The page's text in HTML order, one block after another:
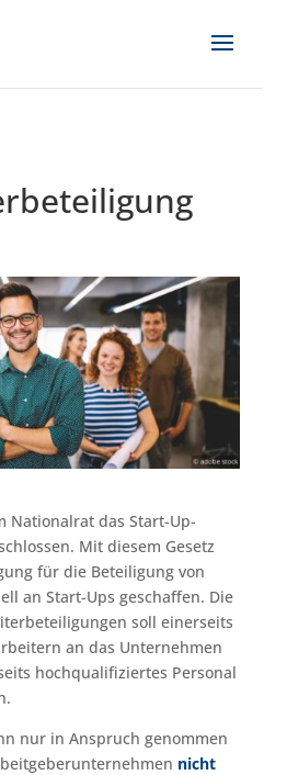
Nationalrat das Start-Up-
Mit diesem Gesetz
für die Beteiligung von
an Start-Ups geschaffen. Die
soll einerseits
an das Unternehmen
hochqualifiziertes Personal
nur in Anspruch genommen
nicht